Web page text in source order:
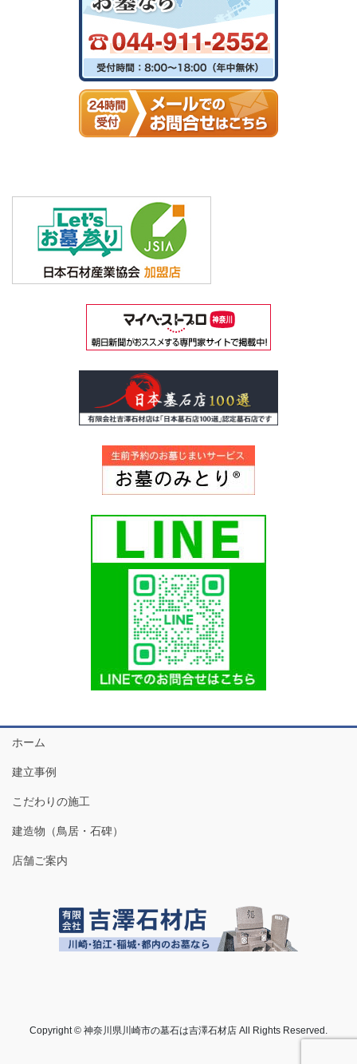
ホーム
建立事例
こだわりの施工
建造物（鳥居・石碑）
店舗ご案内
Copyright © 神奈川県川崎市の墓石は吉澤石材店 All Rights Reserved.